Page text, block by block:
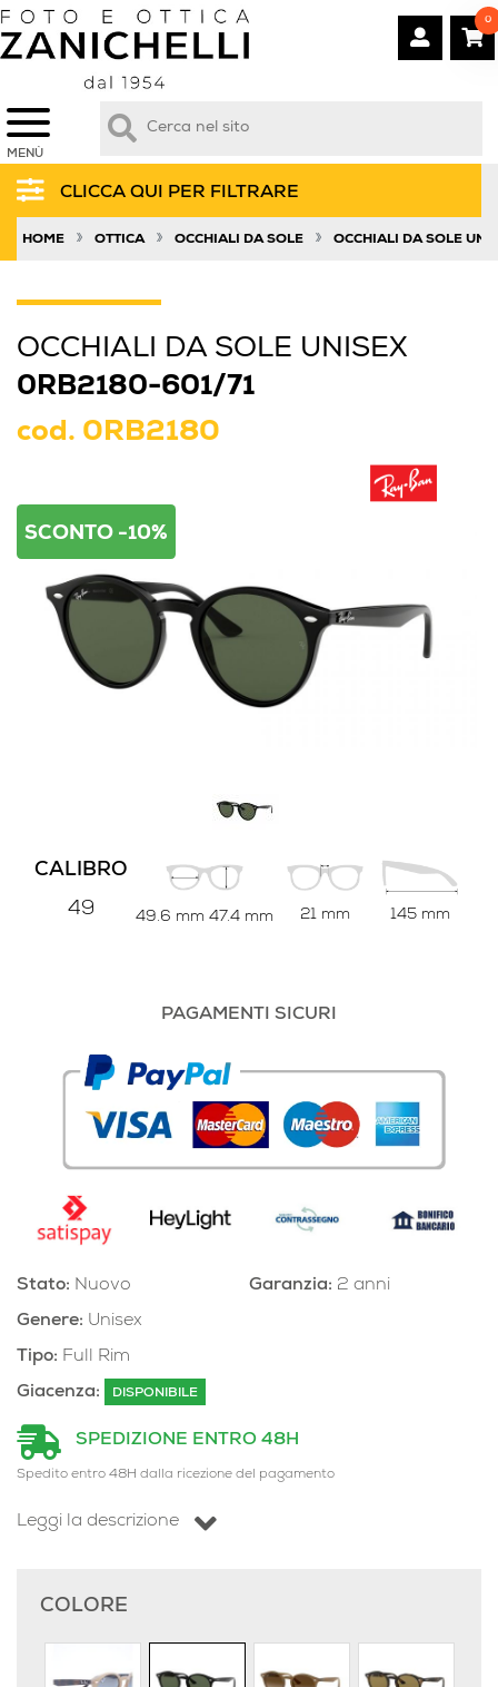
MENÙ
0
CLICCA QUI PER FILTRARE
HOME » OTTICA » OCCHIALI DA SOLE » OCCHIALI DA SOLE
OCCHIALI DA SOLE UNISEX
0RB2180-601/71
cod. 0RB2180
SCONTO -10%
CALIBRO
49 49.6 mm47.4 mm 21 mm 145 mm
PAGAMENTI SICURI
Stato: Nuovo
Genere: Unisex
Tipo: Full Rim
Garanzia: 2 anni
Giacenza: DISPONIBILE
SPEDIZIONE ENTRO 48H
Spedito entro 48H dalla ricezione del pagamento
Leggi la descrizione
COLORE